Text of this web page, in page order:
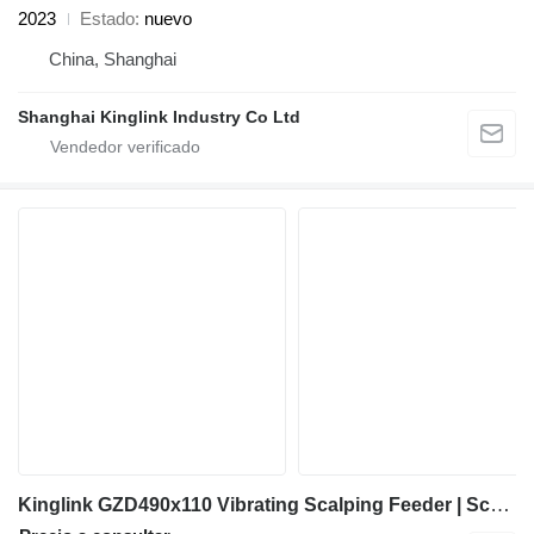
2023 Estado nuevo
China, Shanghai
Shanghai Kinglink Industry Co Ltd
Kinglink GZD490x110 Vibrating Scalping Feeder | Scalper